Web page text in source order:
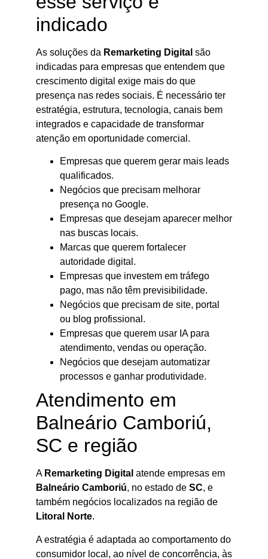
indicado
As soluções da Remarketing Digital são
indicadas para empresas que entendem que
crescimento digital exige mais do que
presença nas redes sociais. É necessário ter
estratégia, estrutura, tecnologia, canais bem
integrados e capacidade de transformar
atenção em oportunidade comercial.
Empresas que querem gerar mais leads
qualificados.
Negócios que precisam melhorar
presença no Google.
Empresas que desejam aparecer melhor
nas buscas locais.
Marcas que querem fortalecer
autoridade digital.
Empresas que investem em tráfego
pago, mas não têm previsibilidade.
Negócios que precisam de site, portal
ou blog profissional.
Empresas que querem usar IA para
atendimento, vendas ou operação.
Negócios que desejam automatizar
processos e ganhar produtividade.
Atendimento em
Balneário Camboriú,
SC e região
A Remarketing Digital atende empresas em
Balneário Camboriú, no estado de SC, e
também negócios localizados na região de
Litoral Norte.
A estratégia é adaptada ao comportamento do
consumidor local, ao nível de concorrência, às